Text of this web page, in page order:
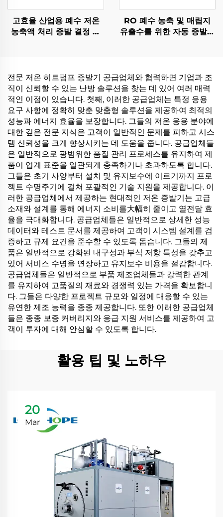
고효율 산업용 폐수 저온
농축액 처리 증발 결정 장
RO 폐수 농축 및 매립지
유출수를 위한 자동 증발기
전문 저온 히트펌프 증발기 공급업체와 협력하면 기업과 조
직이 신뢰할 수 있는 난방 솔루션을 찾는 데 있어 여러 매력
적인 이점이 있습니다. 첫째, 이러한 공급업체는 특정 응용
요구 사항에 정확히 맞춘 맞춤형 솔루션을 제공하여 최적의
성능과 에너지 효율을 보장합니다. 그들의 저온 응용 분야에
대한 깊은 전문 지식은 고객이 일반적인 문제를 피하고 시스
템 신뢰성을 크게 향상시키는 데 도움을 줍니다. 공급업체들
은 일반적으로 광범위한 품질 관리 프로세스를 유지하여 제
품이 업계 표준을 일관되게 충족하거나 초과하도록 합니다.
그들은 초기 사양부터 설치 및 유지보수에 이르기까지 프로
젝트 수명주기에 걸쳐 포괄적인 기술 지원을 제공합니다. 이
러한 공급업체에서 제공하는 현대적인 저온 증발기는 고급
소재와 설계를 통해 에너지 소비를大幅히 줄이고 열전달 효
율을 극대화합니다. 공급업체들은 일반적으로 상세한 성능
데이터와 테스트 문서를 제공하여 고객이 시스템 설계를 검
증하고 규제 요건을 준수할 수 있도록 돕습니다. 그들의 제
품은 일반적으로 강화된 내구성과 부식 저항 특성을 갖추고
있어 서비스 수명을 연장하고 유지보수 비용을 절감합니다.
공급업체들은 일반적으로 부품 제조업체들과 강력한 관계
를 유지하여 고품질의 재료와 경쟁력 있는 가격을 확보합니
다. 그들은 다양한 프로젝트 규모와 일정에 대응할 수 있는
유연한 제조 능력을 종종 제공합니다. 또한 이러한 공급업체
들은 종종 보증 커버리지와 응급 지원 서비스를 제공하여 고
객이 투자에 대해 안심할 수 있도록 합니다.
활용 팁 및 노하우
20
Mar